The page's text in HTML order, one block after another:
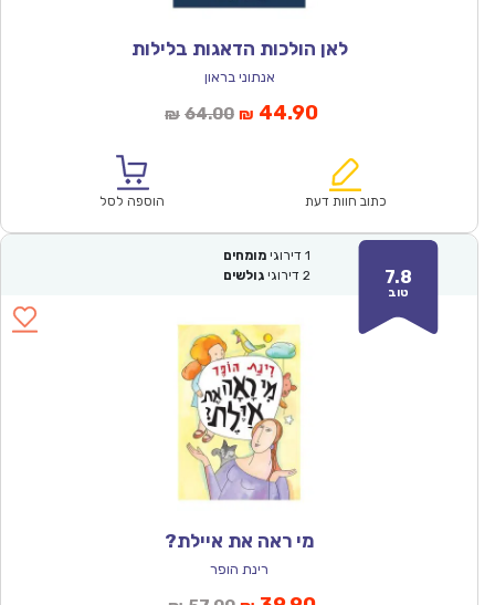
לאן הולכות הדאגות בלילות
אנתוני בראון
₪ 64.00המחיר
₪64.00.
₪ 44.90המחיר
הוא:
כתוב חוות דעת הוספה לסל
7.8
טוב
1 דירוגי מומחים
2 דירוגי גולשים
מי ראה את איילת?
רינת הופר